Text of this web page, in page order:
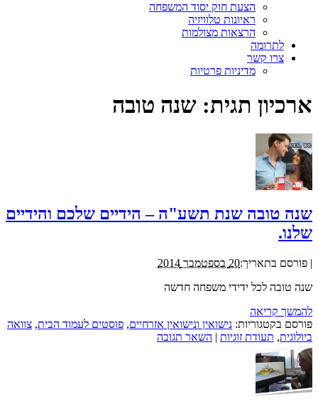
הצעת חוק יסוד המשפחה
ראיונות טלוויזיה
הרצאות מצולמות
לתרומה
צרו קשר
מדיניות פרטיות
ארכיון תגית: שנה טובה
שנה טובה שנת תשע"ה – הידיים שלכם והידיים
שלנו.
| פורסם בתאריך:20 בספטמבר 2014
שנה טובה לכל ידידי משפחה חדשה
להמשך קריאה
פורסם בקטגוריות: נישואין ונישואין אזרחיים, פוסטים לעמוד הבית, צוואה
ביולוגית, תעודת זוגיות | השאר תגובה